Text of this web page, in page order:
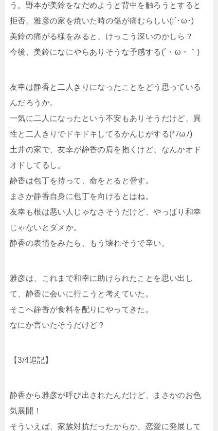
う。野本が美鈴をなだめようと背中を触ろうとすると
拒否。雅彦の家を焼いた時の傷が痛むらしい(;´･ω･)
美鈴の痛がる様をみると、けっこう深いのかしら？
今後、美鈴になにやらありそうな予感する(´・ω・｀)
友幸は静香と二人きりになったことをどう思っている
んだろうか。
一気に二人になったという不安もありそうだけど、異
性と二人きりでドキドキしてるかんじがする(*ﾉωﾉ)
土井の家で、友幸が静香の肩を抱くけど、なんかオド
オドしてるし。
静香は包丁を持って、命をとると脅す。
まさか静香自身に包丁を向けるとはね。
友幸も根は悪い人じゃなさそうだけど、やっぱり和幸
じゃないとダメか。
静香の表情をみたら、もう壊れそうで辛い。
雅彦は、これまで和幸に助けられたことを思い出し
て、静香に会いに行こうと考えていた。
そこへ静香が食料を配りにやってきた。
なにか言いたそうだけど？
【3/4追記】
静香から雅彦が呼び出されたんだけど、まさかのお色
気展開！
そういえば、家族対抗だったからか、恋愛に発展して